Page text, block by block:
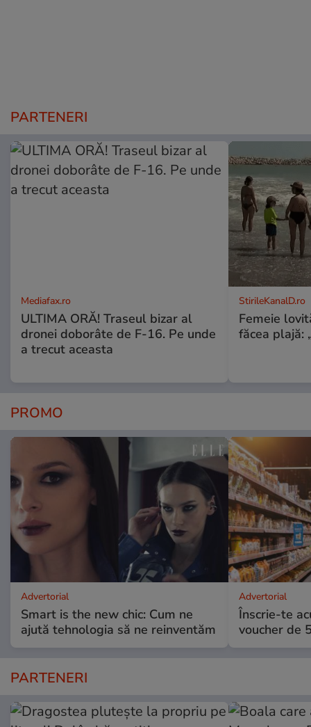
PARTENERI
Mediafax.ro
ULTIMA ORĂ! Traseul bizar al
dronei doborâte de F-16. Pe unde
a trecut aceasta
StirileKanalD.ro
Femeie
făcea plajă:
PROMO
Advertorial
Smart is the new chic: Cum ne
ajută tehnologia să ne reinventăm
Advertorial
Înscrie-te
voucher de
PARTENERI